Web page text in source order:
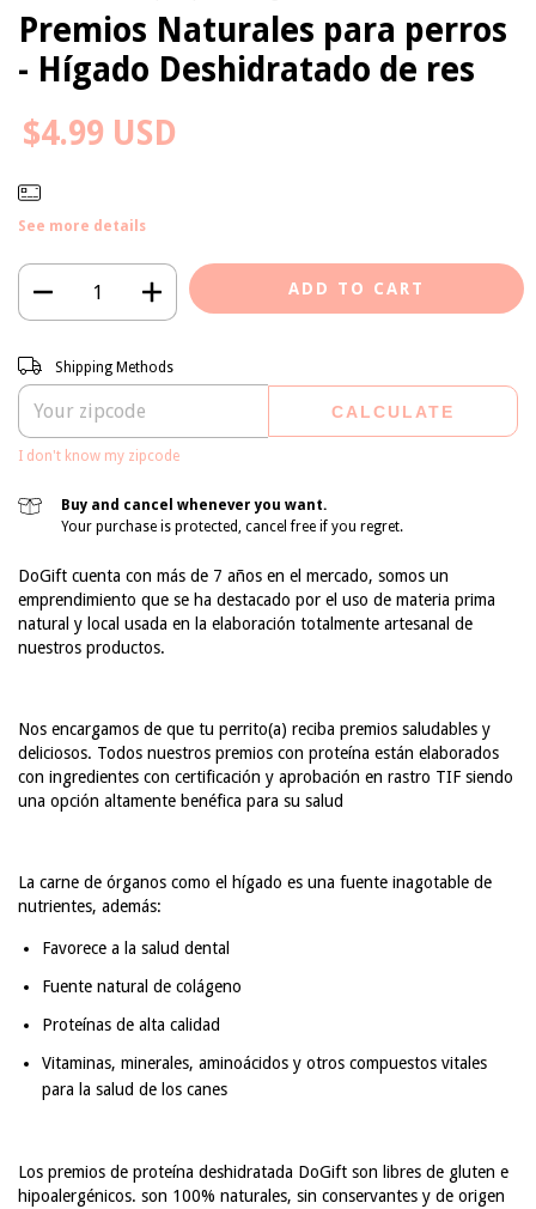
Premios Naturales para perros
- Hígado Deshidratado de res
$4.99 USD
See more details
Shipping for zipcode:
Shipping Methods
CALCULATE
I don't know my zipcode
Buy and cancel whenever you want.
Your purchase is protected, cancel free if you regret.
DoGift cuenta con más de 7 años en el mercado, somos un
emprendimiento que se ha destacado por el uso de materia prima
natural y local usada en la elaboración totalmente artesanal de
nuestros productos.
Nos encargamos de que tu perrito(a) reciba premios saludables y
deliciosos. Todos nuestros premios con proteína están elaborados
con ingredientes con certificación y aprobación en rastro TIF siendo
una opción altamente benéfica para su salud
La carne de órganos como el hígado es una fuente inagotable de
nutrientes, además:
Favorece a la salud dental
Fuente natural de colágeno
Proteínas de alta calidad
Vitaminas, minerales, aminoácidos y otros compuestos vitales
para la salud de los canes
Los premios de proteína deshidratada DoGift son libres de gluten e
hipoalergénicos. son 100% naturales, sin conservantes y de origen